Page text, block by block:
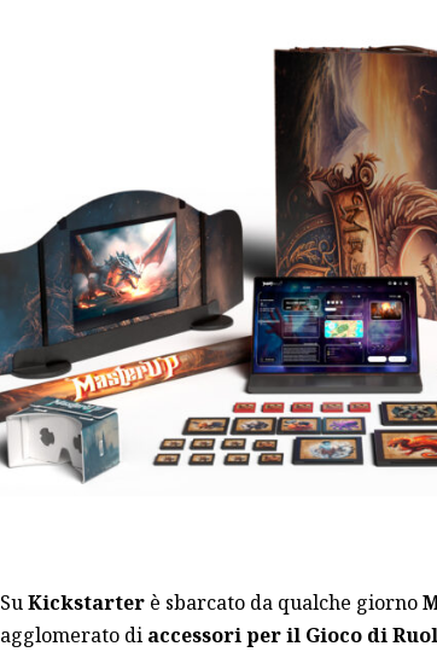
SuKickstarterè sbarcato da qualche giorno
agglomerato di accessori per il Gioco di